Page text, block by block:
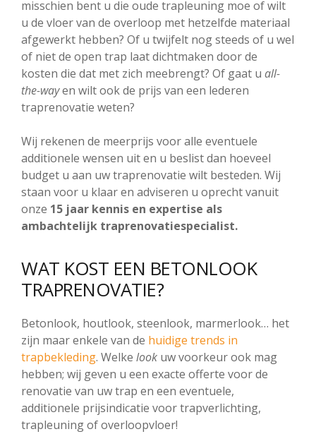
misschien bent u die oude trapleuning moe of wilt
u de vloer van de overloop met hetzelfde materiaal
afgewerkt hebben? Of u twijfelt nog steeds of u wel
of niet de open trap laat dichtmaken door de
kosten die dat met zich meebrengt? Of gaat u all-
the-wayen wilt ook de prijs van een lederen
traprenovatie weten?
Wij rekenen de meerprijs voor alle eventuele
additionele wensen uit en u beslist dan hoeveel
budget u aan uw traprenovatie wilt besteden. Wij
staan voor u klaar en adviseren u oprecht vanuit
onze 15 jaar kennis en expertise als
ambachtelijk traprenovatiespecialist.
WAT KOST EEN BETONLOOK
TRAPRENOVATIE?
Betonlook, houtlook, steenlook, marmerlook… het
zijn maar enkele van de huidige trends in
trapbekleding. Welke look uw voorkeur ook mag
hebben; wij geven u een exacte offerte voor de
renovatie van uw trap en een eventuele,
additionele prijsindicatie voor trapverlichting,
trapleuning of overloopvloer!